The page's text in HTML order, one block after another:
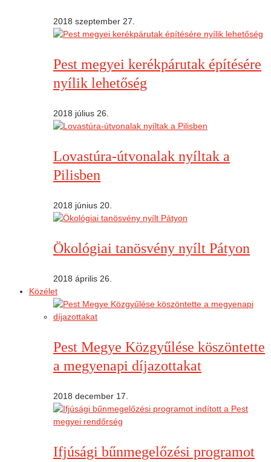
2018 szeptember 27.
Pest megyei kerékpárutak építésére
nyílik lehetőség
2018 július 26.
Lovastúra-útvonalak nyíltak a
Pilisben
2018 június 20.
Ökológiai tanösvény nyílt Pátyon
2018 április 26.
Közélet
Pest Megye Közgyűlése köszöntette
a megyenapi díjazottakat
2018 december 17.
Ifjúsági bűnmegelőzési programot